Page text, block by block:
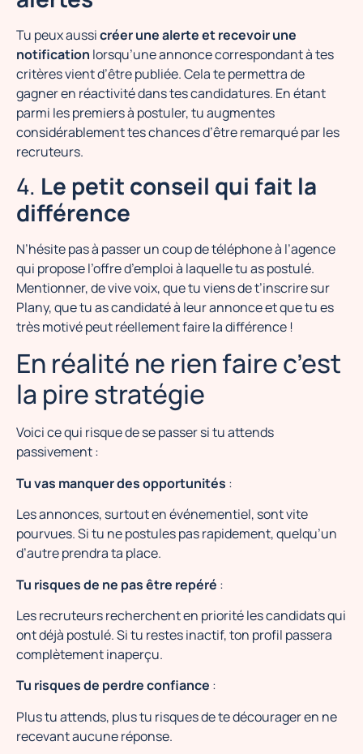
Tu peux aussicréer une alerte et recevoir une
notification lorsqu’une annonce correspondant à tes
critères vient d’être publiée. Cela te permettra de
gagner en réactivité dans tes candidatures. En étant
parmi les premiers à postuler, tu augmentes
considérablement tes chances d’être remarqué par les
recruteurs.
4. Le petit conseil qui fait la
différence
N’hésite pas à passer un coup de téléphone à l’agence
qui propose l’offre d’emploi à laquelle tu as postulé.
Mentionner, de vive voix, que tu viens de t’inscrire sur
Plany, que tu as candidaté à leur annonce et que tu es
très motivé peut réellement faire la différence !
En réalité ne rien faire c’est
la pire stratégie
Voici ce qui risque de se passer si tu attends
passivement :
Tu vas manquer des opportunités :
Les annonces, surtout en événementiel, sont vite
pourvues. Si tu ne postules pas rapidement, quelqu’un
d’autre prendra ta place.
Tu risques de ne pas être repéré :
Les recruteurs recherchent en priorité les candidats qui
ont déjà postulé. Si tu restes inactif, ton profil passera
complètement inaperçu.
Tu risques de perdre confiance :
Plus tu attends, plus tu risques de te décourager en ne
recevant aucune réponse.